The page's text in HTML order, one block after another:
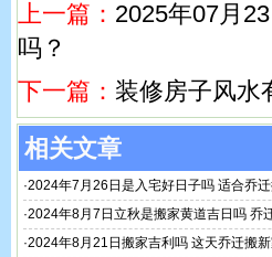
上一篇： 2025年07月
吗？
下一篇： 装修房子风水
相关文章
·2024年7月26日是入宅好日子吗 适合乔
·2024年8月7日立秋是搬家黄道吉日吗 乔
·2024年8月21日搬家吉利吗 这天乔迁搬